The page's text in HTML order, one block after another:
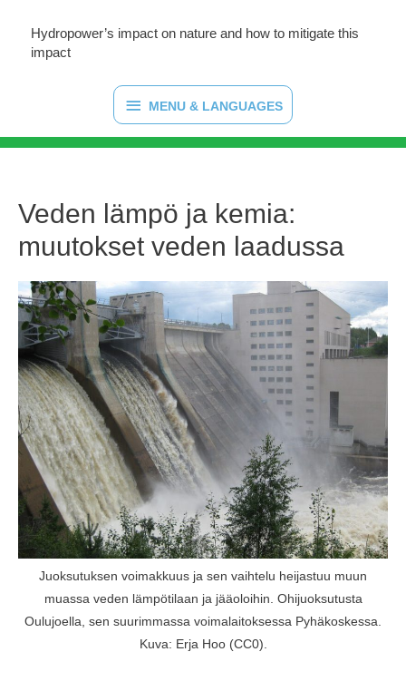
Hydropower’s impact on nature and how to mitigate this
impact
MENU
&
MENU & LANGUAGES
Veden lämpö ja kemia:
muutokset veden laadussa
Juoksutuksen voimakkuus ja sen vaihtelu heijastuu muun
muassa veden lämpötilaan ja jääoloihin. Ohijuoksutusta
Oulujoella, sen suurimmassa voimalaitoksessa Pyhäkoskessa.
Kuva: Erja Hoo (CC0).